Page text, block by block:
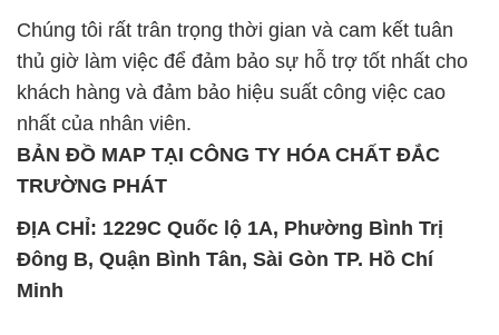
Chúng tôi rất trân trọng thời gian và cam kết tuân
thủ giờ làm việc để đảm bảo sự hỗ trợ tốt nhất cho
khách hàng và đảm bảo hiệu suất công việc cao
nhất của nhân viên.
BẢN ĐỒ MAP TẠI CÔNG TY HÓA CHẤT ĐẮC
TRƯỜNG PHÁT
ĐỊA CHỈ: 1229C Quốc lộ 1A, Phường Bình Trị
Đông B, Quận Bình Tân, Sài Gòn TP. Hồ Chí
Minh